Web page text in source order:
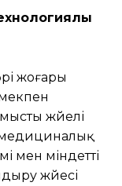
жоғары
жүйелі
медициналық
мен міндетті
жүйесі